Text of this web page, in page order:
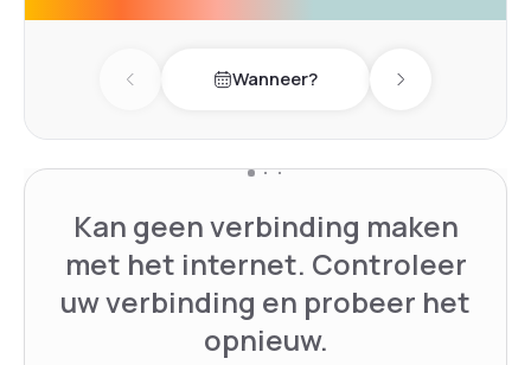
Previous dayWanneer? Next day
Kan geen verbinding maken
met het internet. Controleer
uw verbinding en probeer het
opnieuw.